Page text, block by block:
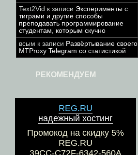
Text2Vid к записи Эксперименты с
тиграми и другие способы
преподавать программирование
студентам, которым скучно
всым к записи Развёртывание своего
MTProxy Telegram со статистикой
РЕКОМЕНДУЕМ
REG.RU
надежный хостинг
Промокод на скидку 5%
REG.RU